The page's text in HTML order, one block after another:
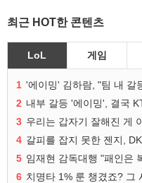
최근 HOT한 콘텐츠
LoL 게임
1 '에이밍' 김하람, "팀 내 갈
2 내부 갈등 '에이밍', 결국
3 우리는 갑자기 잘해진 게
4 갈피를 잡지 못한 젠지,
5 임재현 감독대행 "패인은
6 치명타 1% 룬 챙겼죠? 그